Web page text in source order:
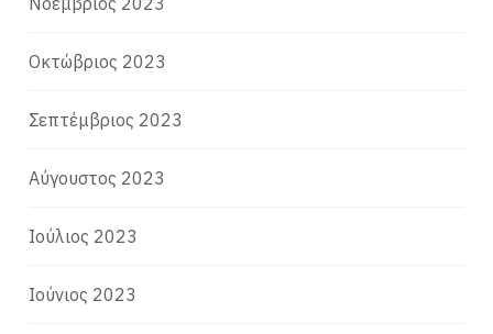
Οκτώβριος 2023
Σεπτέμβριος 2023
Αύγουστος 2023
Ιούλιος 2023
Ιούνιος 2023